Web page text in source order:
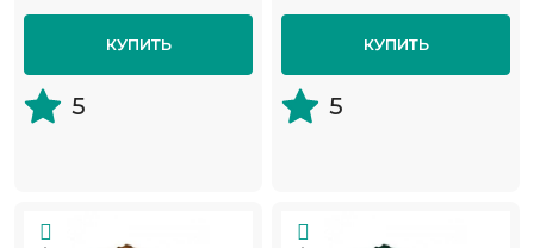
КУПИТЬ
5
КУПИТЬ
5